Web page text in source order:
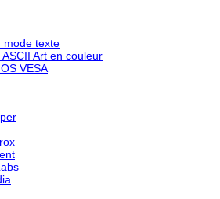
mode texte
Art en couleur
VESA